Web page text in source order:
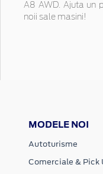
A8 AWD. Ajuta un
noii sale masini!
MODELE NOI
Autoturisme
Comerciale & Pick